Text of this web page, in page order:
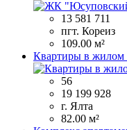
13 581 711
пгт. Кореиз
109.00 м²
Квартиры в жилом
56
19 199 928
г. Ялта
82.00 м²